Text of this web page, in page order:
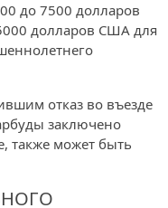
до 7500 долларов
долларов США для
отказ во въезде
заключено
также может быть